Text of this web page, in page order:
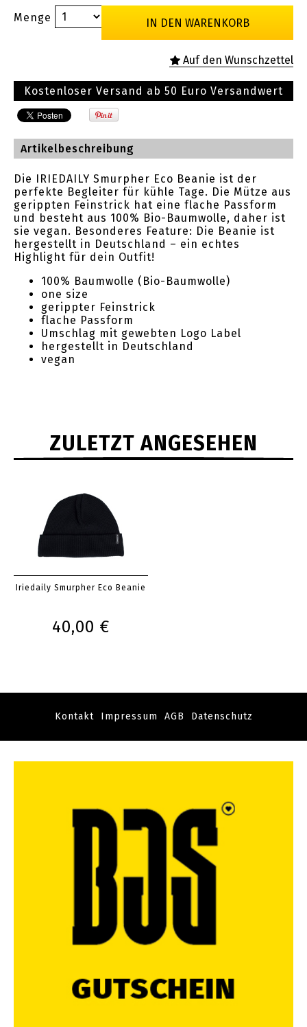
Menge
Kostenloser Versand ab 50 Euro Versandwert
Artikelbeschreibung
Die IRIEDAILY Smurpher Eco Beanie ist der
perfekte Begleiter für kühle Tage. Die Mütze aus
gerippten Feinstrick hat eine flache Passform
und besteht aus 100% Bio-Baumwolle, daher ist
sie vegan. Besonderes Feature: Die Beanie ist
hergestellt in Deutschland – ein echtes
Highlight für dein Outfit!
100% Baumwolle (Bio-Baumwolle)
one size
gerippter Feinstrick
flache Passform
Umschlag mit gewebten Logo Label
hergestellt in Deutschland
vegan
ZULETZT ANGESEHEN
Iriedaily Smurpher Eco Beanie
40,00 €
Kontakt Impressum AGB Datenschutz